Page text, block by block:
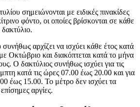
σημειώνονται με ειδικές πινακίδες
φόντο, οι οποίες βρίσκονται σε κάθε
αρχίζει να ισχύει κάθε έτος κατά
Οκτώβριο και διακόπτεται κατά το μήνα
O δακτύλιος συνήθως ισχύει για τις
κατά τις ώρες 07.00 έως 20.00 και για
έως 15.00. Το μέτρο δεν ισχύει τα
αργίες.